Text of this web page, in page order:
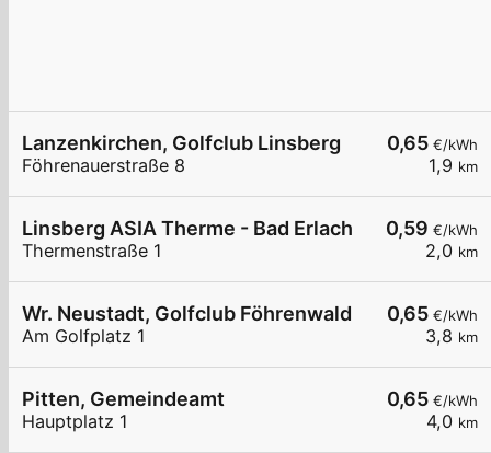
0,65 €/kWh
1,9 km
Lanzenkirchen, Golfclub Linsberg
Föhrenauerstraße 8
0,59 €/kWh
2,0 km
Linsberg ASIA Therme - Bad Erlach
Thermenstraße 1
0,65 €/kWh
3,8 km
Wr. Neustadt, Golfclub Föhrenwald
Am Golfplatz 1
0,65 €/kWh
4,0 km
Pitten, Gemeindeamt
Hauptplatz 1